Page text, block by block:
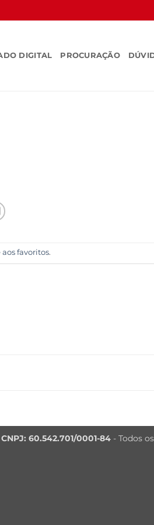
DIGITAL PROCURAÇÃO
favoritos.
CNPJ: 60.542.701/0001-84- Todos